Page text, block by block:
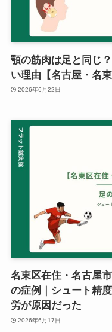
顎の筋肉は足と同じ
い理由【名古屋・名東
2026年6月22日
名東区在住・名古屋
の症例｜シュート精
労が原因だった
2026年6月17日